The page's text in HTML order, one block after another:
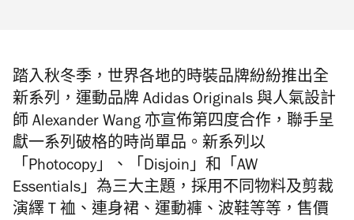
踏入秋冬季，世界各地的時裝品牌紛紛推出全
新系列，運動品牌 Adidas Originals 與人氣設計
師 Alexander Wang 亦宣佈第四度合作，聯手呈
獻一系列破格的時尚單品。新系列以
「Photocopy」、「Disjoin」和「AW
Essentials」為三大主題，採用不同物料及剪裁
演繹 T 裇 、 連身裙、運動褲 、波鞋等等，售價